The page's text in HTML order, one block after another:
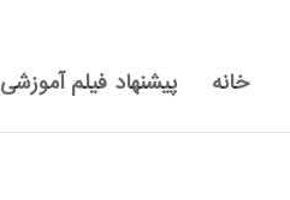
خانه پیشنهاد فیلم آموزشی